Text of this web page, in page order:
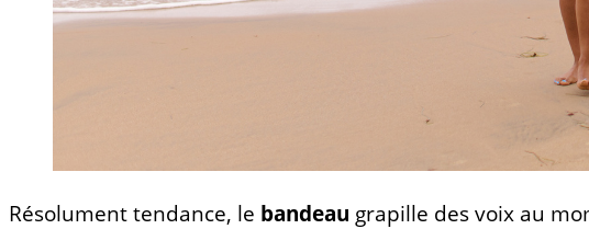
Résolument tendance, le bandeau grapille des voix au